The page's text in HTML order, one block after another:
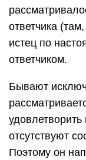
ответчика
истец по
ответчиком.
Бывают
удовлетворить
отсутствуют
Поэтому он